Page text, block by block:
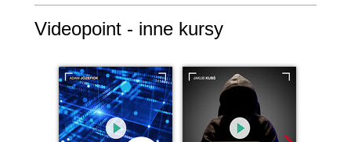
Videopoint - inne kursy